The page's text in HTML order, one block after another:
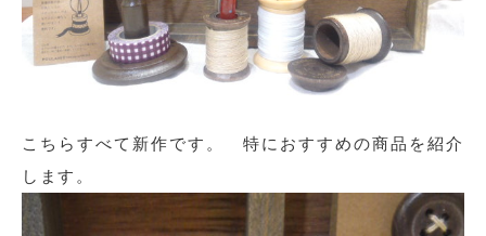
こちらすべて新作です。 特におすすめの商品を紹介
します。